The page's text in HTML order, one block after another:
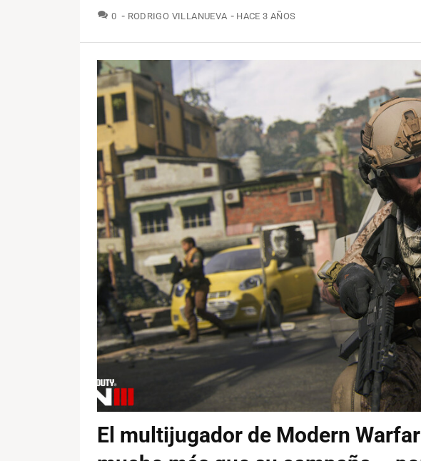
0 COMENTARIOS
RODRIGO VILLANUEVA HACE 3 AÑOS
El multijugador de Modern